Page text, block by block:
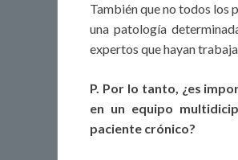
También que no todos los
una patología
expertos que hayan
P. Por lo tanto, ¿es
en un equipo
paciente crónico?